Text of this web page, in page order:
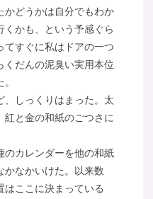
かどうかは自分でもわか
くかも、という予感ぐら
てすぐに私はドアの一つ
くだんの泥臭い実用本位
、しっくりはまった。太
紅と金の和紙のごつさに
のカレンダーを他の和紙
かなかいけた。以来数
はここに決まっている